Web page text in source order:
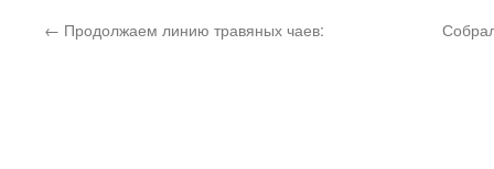
← Продолжаем линию травяных чаев: